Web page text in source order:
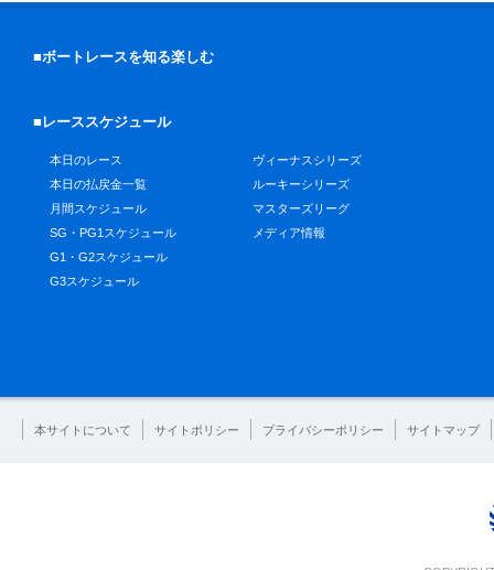
■ボートレースを知る楽しむ
■レーススケジュール
本日のレース
本日の払戻金一覧
月間スケジュール
SG・PG1スケジュール
G1・G2スケジュール
G3スケジュール
ヴィーナスシリーズ
ルーキーシリーズ
マスターズリーグ
メディア情報
本サイトについて サイトポリシー プライバシーポリシー サイトマップ